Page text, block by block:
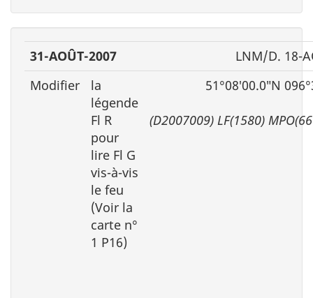
31-AOÛT-2007
LNM/D. 18-
Modifier
la
légende
Fl R
pour
lire Fl G
vis-à-vis
le feu
(Voir la
carte n°
1 P16)
51°08′00.0″N
(D2007009) LF(1580)